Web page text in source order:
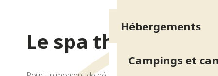
Hébergements
Campings et
Les cures
Le spa thermal